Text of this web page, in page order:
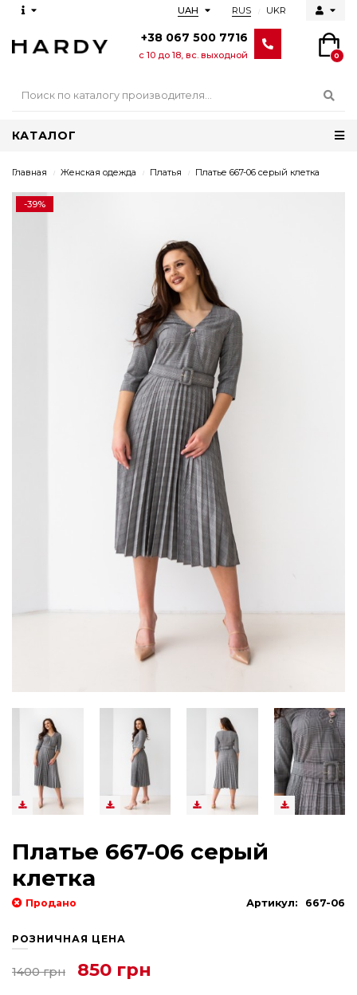
RUS UKR
UAH
+38 067 500 7716
с 10 до 18, вс. выходной 0
КАТАЛОГ
Главная Женская одежда Платья Платье 667-06 серый клетка
-39%
Платье 667-06 серый
клетка
Продано Артикул: 667-06
РОЗНИЧНАЯ ЦЕНА
1400 грн 850 грн